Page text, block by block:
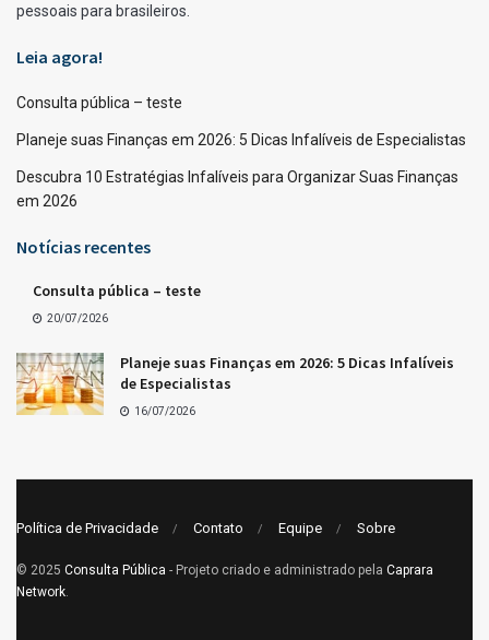
pessoais para brasileiros.
Leia agora!
Consulta pública – teste
Planeje suas Finanças em 2026: 5 Dicas Infalíveis de Especialistas
Descubra 10 Estratégias Infalíveis para Organizar Suas Finanças
em 2026
Notícias recentes
Consulta pública – teste
20/07/2026
Planeje suas Finanças em 2026: 5 Dicas Infalíveis
de Especialistas
16/07/2026
Política de Privacidade Contato Equipe Sobre
© 2025 Consulta Pública - Projeto criado e administrado pela Caprara
Network.